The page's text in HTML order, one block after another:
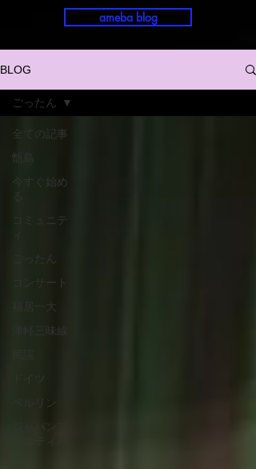
ameba blog
BLOG
全ての記事
甑島
今すぐ始め
る
コミュニテ
ごったん
コンサート
福居一大
津軽三味線
民謡
ドイツ
ベルリン
ジャパンフ
ごったん